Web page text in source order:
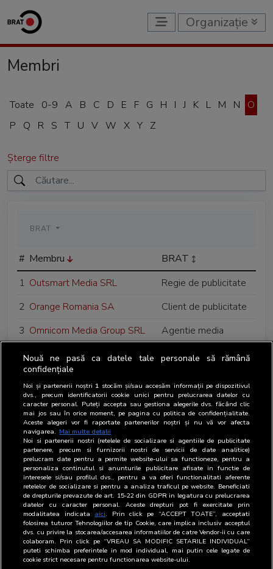
Organizație
Membri
Toate 0-9 A B C D E F G H I J K L M N
O
P
Q R S T U V W X Y Z
Șterge filtre
BRAT
# Membru
BRAT
1 Outsmart Media SRL
Regie de publicitate
2 Orange Romania SA
Client de publicitate
3 Omnicom Media Group SRL
Agentie media
4 OLX Online Services SRL
Editor web
ODS SRL
Nouă ne pasă ca datele tale personale să rămână
confidențiale
Noi și partenerii noștri 1 stocăm și/sau accesăm informații pe dispozitivul
dvs., precum identificatorii cookie unici pentru prelucrarea datelor cu
caracter personal. Puteți accepta sau gestiona alegerile dvs. făcând clic
mai jos sau în orice moment, pe pagina cu politica de confidențialitate.
Aceste alegeri vor fi raportate partenerilor noștri și nu vă vor afecta
navigarea. Mai multe detalii
Noi si partenerii nostri (retelele de socializare si agentiile de publicitate
partenere, precum si furnizorii nostri de servicii de date analitice)
prelucram date pentru a permite website-ului sa functioneze, pentru a
personaliza continutul si anunturile publicitare afisate in functie de
interesele si/sau profilul dvs., pentru a va oferi functionalitati aferente
retelelor de socializare si pentru a analiza traficul pe website. Beneficiati
de drepturile prevazute de art. 15-22 din GDPR in legatura cu prelucrarea
datelor cu caracter personal. Aceste drepturi pot fi exercitate prin
modalitatea indicata aici. Prin click pe “ACCEPT TOATE”, acceptati
folosirea tuturor Tehnologiilor de tip Cookie, care implica inclusiv acceptul
dvs. cu privire la stocarea/accesarea informatiilor de catre Vendor-ii cu care
colaboram. Prin click pe “VREAU SA MODIFIC SETARILE INDIVIDUAL”
puteti schimba preferintele in mod individual, mai putin cele legate de
cookie strict necesare pentru functionarea website-ului.